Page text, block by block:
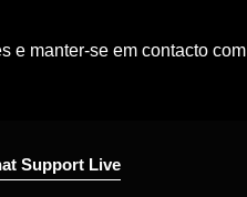
e manter-se em contacto com
Support Live